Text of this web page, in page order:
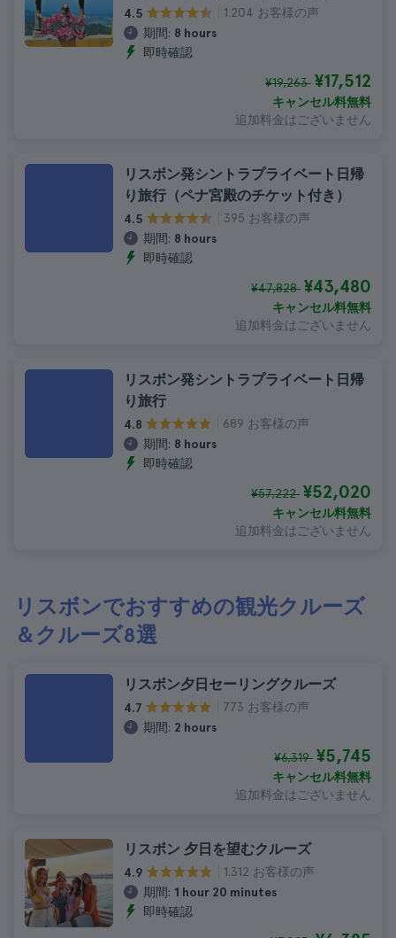
4.5
1.204 お客様の声
期間: 8 hours
即時確認
¥19,263 ¥17,512
キャンセル料無料
追加料金はございません
リスボン発シントラプライベート日帰
り旅行（ペナ宮殿のチケット付き）
4.5
395 お客様の声
期間: 8 hours
即時確認
¥47,828 ¥43,480
キャンセル料無料
追加料金はございません
リスボン発シントラプライベート日帰
り旅行
4.8
689 お客様の声
期間: 8 hours
即時確認
¥57,222 ¥52,020
キャンセル料無料
追加料金はございません
リスボンでおすすめの観光クルーズ
＆クルーズ8選
リスボン夕日セーリングクルーズ
4.7
773 お客様の声
期間: 2 hours
¥6,319 ¥5,745
キャンセル料無料
追加料金はございません
リスボン 夕日を望むクルーズ
4.9
1.312 お客様の声
期間: 1 hour 20 minutes
即時確認